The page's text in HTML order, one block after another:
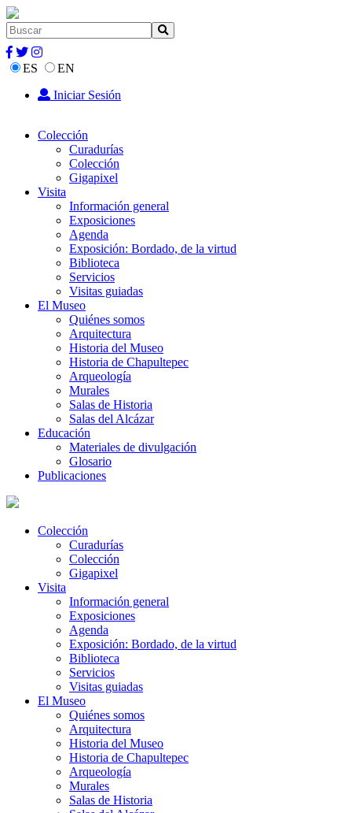
ES
EN
Iniciar Sesión
Colección
Curadurías
Colección
Gigapixel
Visita
Información general
Exposiciones
Agenda
Exposición: Bordado, de la virtud
Biblioteca
Servicios
Visitas guiadas
El Museo
Quiénes somos
Arquitectura
Historia del Museo
Historia de Chapultepec
Arqueología
Murales
Salas de Historia
Salas del Alcázar
Educación
Materiales de divulgación
Glosario
Publicaciones
Colección
Curadurías
Colección
Gigapixel
Visita
Información general
Exposiciones
Agenda
Exposición: Bordado, de la virtud
Biblioteca
Servicios
Visitas guiadas
El Museo
Quiénes somos
Arquitectura
Historia del Museo
Historia de Chapultepec
Arqueología
Murales
Salas de Historia